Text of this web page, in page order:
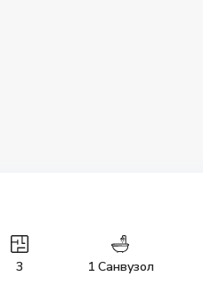
3 1 Санвузол